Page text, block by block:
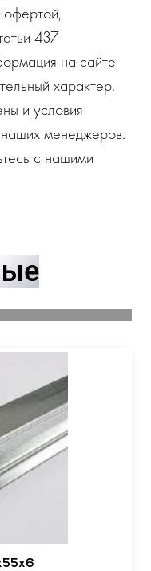
офертой,
437
на сайте
характер.
и условия
наших менеджеров.
с нашими